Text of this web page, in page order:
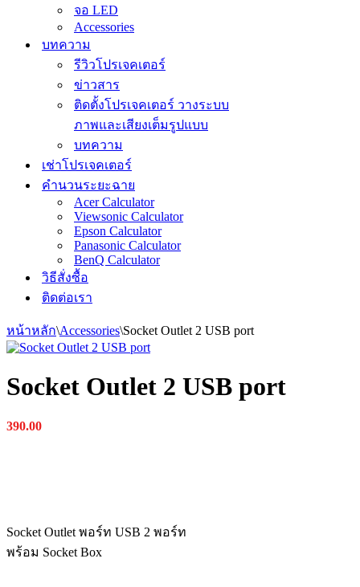
จอ LED
Accessories
บทความ
รีวิวโปรเจคเตอร์
ข่าวสาร
ติดตั้งโปรเจคเตอร์ วางระบบ
ภาพและเสียงเต็มรูปแบบ
บทความ
เช่าโปรเจคเตอร์
คำนวนระยะฉาย
Acer Calculator
Viewsonic Calculator
Epson Calculator
Panasonic Calculator
BenQ Calculator
วิธีสั่งซื้อ
ติดต่อเรา
หน้าหลัก\Accessories\Socket Outlet 2 USB port
Socket Outlet 2 USB port
390.00
Socket Outlet พอร์ท USB 2 พอร์ท
พร้อม Socket Box